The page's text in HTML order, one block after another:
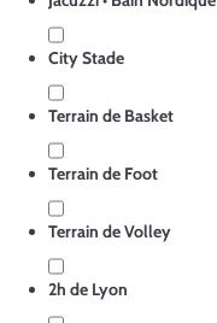
City Stade
Terrain de Basket
Terrain de Foot
Terrain de Volley
2h de Lyon